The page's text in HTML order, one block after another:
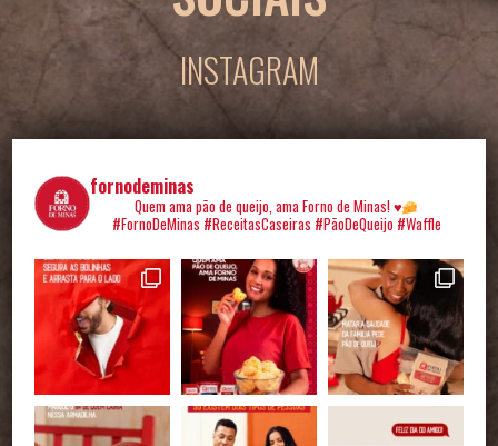
INSTAGRAM
fornodeminas
Quem ama pão de queijo, ama Forno de Minas!♥️
#FornoDeMinas #ReceitasCaseiras #PãoDeQueijo #Waffle